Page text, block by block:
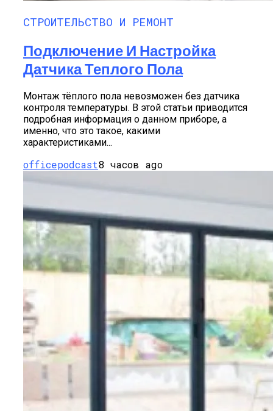
Подогревом В Квартире
СТРОИТЕЛЬСТВО И РЕМОНТ
Подключение И Настройка
Датчика Теплого Пола
Монтаж тёплого пола невозможен без датчика
контроля температуры. В этой статьи приводится
подробная информация о данном приборе, а
именно, что это такое, какими
характеристиками...
officepodcast8 часов ago